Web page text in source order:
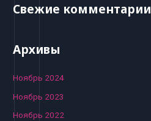
Свежие комментарии
Архивы
Ноябрь 2024
Ноябрь 2023
Ноябрь 2022